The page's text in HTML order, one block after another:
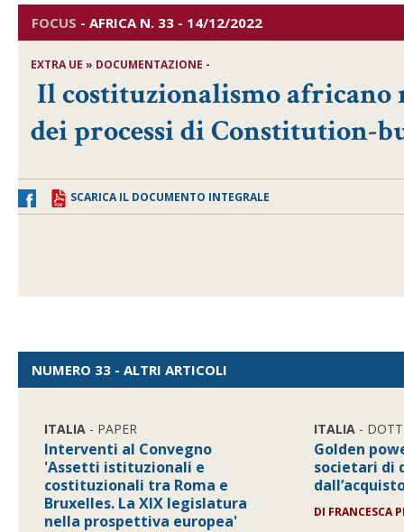
FOCUS - AFRICAN. 33 - 14/12/2022
EXTRA UE » DOCUMENTAZIONE -
Il costituzionalismo africano
dei processi di Constitution-
SCARICA IL DOCUMENTO INTEGRALE
NUMERO 33 - ALTRI ARTICOLI
ITALIA - PAPER
Interventi al Convegno
'Assetti istituzionali e
costituzionali tra Roma e
Bruxelles. La XIX legislatura
nella prospettiva europea'
ITALIA -
Golden
societari di
DI FRANCESCA